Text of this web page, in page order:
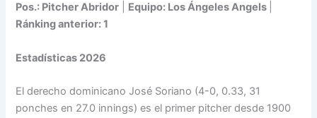
Pos.: Pitcher Abridor
Equipo: Los Ángeles Angels
Ránking anterior: 1
Estadísticas 2026
El derecho dominicano José Soriano (4-0, 0.33, 31
ponches en 27.0 innings) es el primer pitcher desde 1900